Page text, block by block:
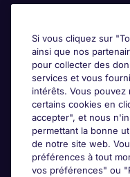
Candidats
Entreprises
Contact
Les avis Google
Si vous cliquez sur
ainsi que nos
pour collecter des
services et vous
intérêts. Vous
certains cookies en
accepter", et nous
permettant la bonne
de notre site web.
préférences à tout
vos préférences" ou